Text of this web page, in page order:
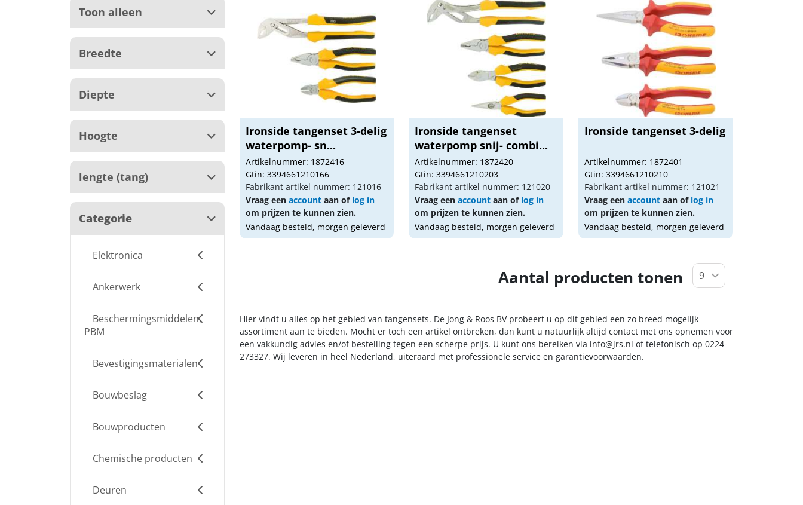
Toon alleen
Breedte
Diepte
Hoogte
lengte (tang)
Categorie
Elektronica
Ankerwerk
Beschermingsmiddelen,
PBM
Bevestigingsmaterialen
Bouwbeslag
Bouwproducten
Chemische producten
Deuren
Ironside tangenset 3-delig
waterpomp- sn...
Artikelnummer: 1872416
Gtin: 3394661210166
Fabrikant artikel nummer: 121016
Vraag een accountaan of log in
om prijzen te kunnen zien.
Vandaag besteld, morgen geleverd
Ironside tangenset
waterpomp snij- combi...
Artikelnummer: 1872420
Gtin: 3394661210203
Fabrikant artikel nummer: 121020
Vraag eenaccount aan of log in
om prijzen te kunnen zien.
Vandaag besteld, morgen geleverd
Ironside tangenset 3-delig
Artikelnummer: 1872401
Gtin: 3394661210210
Fabrikant artikel nummer: 121021
Vraag eenaccount aan of log in
om prijzen te kunnen zien.
Vandaag besteld, morgen geleverd
Aantal producten tonen
Hier vindt u alles op het gebied van tangensets. De Jong & Roos BV probeert u op dit gebied een zo breed mogelijk
assortiment aan te bieden. Mocht er toch een artikel ontbreken, dan kunt u natuurlijk altijd contact met ons opnemen voor
een vakkundig advies en/of bestelling tegen een scherpe prijs. U kunt ons bereiken via info@jrs.nl of telefonisch op 0224-
273327. Wij leveren in heel Nederland, uiteraard met professionele service en garantievoorwaarden.